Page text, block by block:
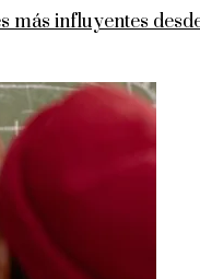
más influyentes